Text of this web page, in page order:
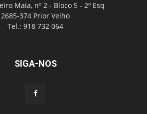
Maia, nº 2 - Bloco 5 - 2º Esq
2685-374 Prior Velho
Tel.: 918 732 064
SIGA-NOS